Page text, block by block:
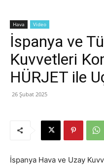
Hava Video
İspanya ve
Kuvvetleri
HÜRJET ile
26 Şubat 2025
İspanya Hava ve Uzay